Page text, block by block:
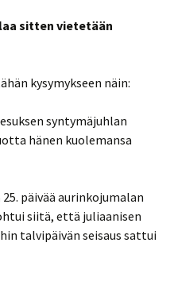
sitten vietetään
kysymykseen näin:
syntymäjuhlan
hänen kuolemansa
päivää aurinkojumalan
siitä, että juliaanisen
talvipäivän seisaus sattui